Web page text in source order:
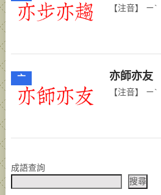
【注音】
亠 亦師亦友
【注音】
POSTS
成語查詢
搜尋